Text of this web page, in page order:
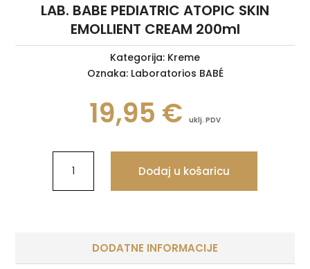
LAB. BABE PEDIATRIC ATOPIC SKIN
EMOLLIENT CREAM 200ml
Kategorija: Kreme
Oznaka: Laboratorios BABÉ
19,95 € uklj. PDV
Dodaj u košaricu
DODATNE INFORMACIJE